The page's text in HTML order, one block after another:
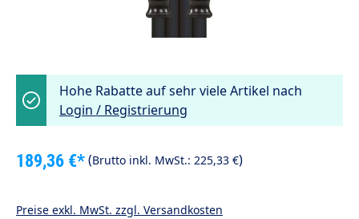
Hohe Rabatte auf sehr viele Artikel nach
Login / Registrierung
189,36 €*(Brutto inkl. MwSt.: 225,33 €)
Preise exkl. MwSt. zzgl. Versandkosten